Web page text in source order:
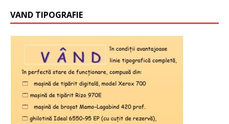
VAND TIPOGRAFIE